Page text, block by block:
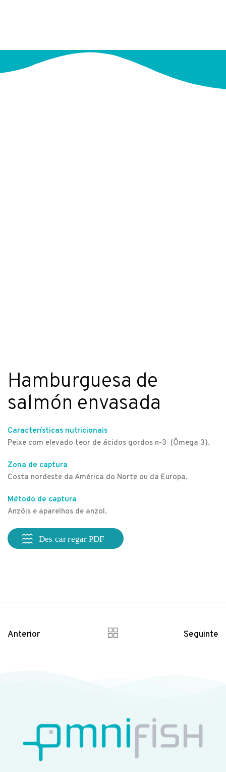
Hamburguesa de
salmón envasada
Características nutricionais
Peixe com elevado teor de ácidos gordos n-3 (Ômega 3).
Zona de captura
Costa nordeste da América do Norte ou da Europa.
Método de captura
Anzóis e aparelhos de anzol.
Anterior Seguinte